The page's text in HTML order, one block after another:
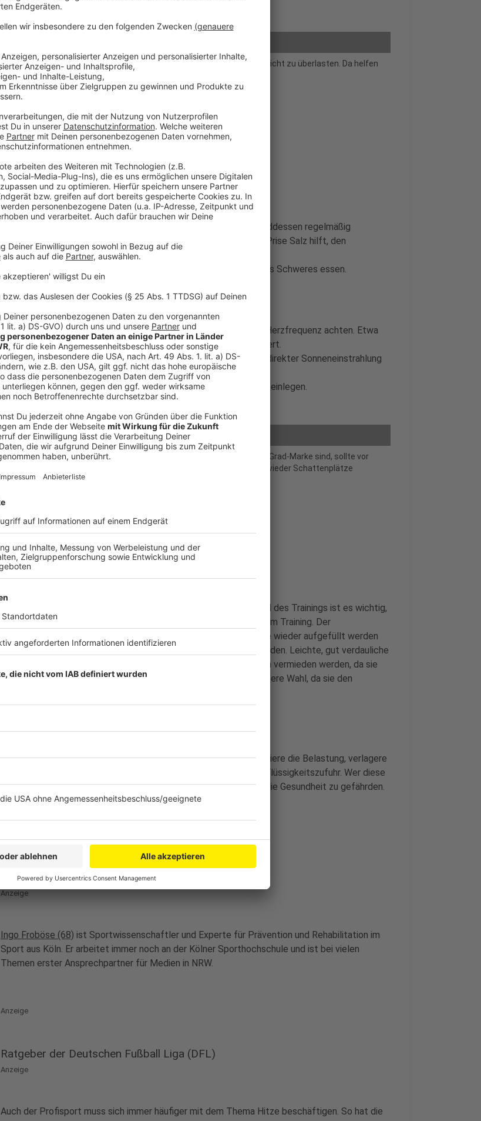
Abkühlen bei heißen Temperaturen sind das A und O, um den Körper nicht zu überlasten. Da helfen
auch manchmal einfache Wasserspritzer.
Anzeige
Indoor- und Outdoor-Regeln für sicheres Training
Anzeige
Indoor
Vor dem Training ausreichend trinken und währenddessen regelmäßig
nachfüllen. Ein selbstgemachter Drink aus Wasser und einer Prise Salz hilft, den
Elektrolythaushalt zu stabilisieren.
Mindestens zwei Stunden vor dem Training nichts Schweres essen.
Kleidung:Leichte, atmungsaktive Kleidung tragen.
Belastung anpassen:Die Intensität reduzieren und auf die Herzfrequenz achten. Etwa
10 Schläge unter der normalen Belastung sind empfehlenswert.
Kleidung:Schultern und Kopf bedecken, um den Körper vor direkter Sonneneinstrahlung
zu schützen.
Pausen:Regelmäßig Schattenplätze aufsuchen und Pausen einlegen.
Anzeige
©picture alliance/dpa | Marcus Brandt
Wer Sport in der Sonne macht und die Temperaturen jenseits der 30-Grad-Marke sind, sollte vor
allem darauf achten, Kopf und Schultern zu bedecken, sowie immer wieder Schattenplätze
aufzusuchen.
Anzeige
Flüssigkeitszufuhr: Wie viel ist genug?
Anzeige
Vor dem Training sollte der "Wassertank" aufgefüllt sein. Während des Trainings ist es wichtig,
regelmäßig zu trinken. Ein einfacher Trick: Wiegen vor und nach dem Training. Der
Gewichtsverlust entspricht der verlorenen Flüssigkeitsmenge, die wieder aufgefüllt werden
muss. Bei längeren Einheiten sollten auch Elektrolyte ergänzt werden. Leichte, gut verdauliche
Kost wie gedünstetes Gemüse ist ideal. Eiskalte Getränke sollten vermieden werden, da sie
den Körper zusätzlich belasten. Lauwarme Getränke sind die bessere Wahl, da sie den
Sport bei Hitze ist möglich, erfordert jedoch Anpassungen. Reduziere die Belastung, verlagere
das Training in kühlere Umgebungen und achte auf ausreichende Flüssigkeitszufuhr. Wer diese
Regeln beachtet, kann auch an heißen Tagen aktiv bleiben, ohne die Gesundheit zu gefährden.
Das ist Ingo Froböse
Anzeige
Ingo Froböse (68) ist Sportwissenschaftler und Experte für Prävention und Rehabilitation im
Sport aus Köln. Er arbeitet immer noch an der Kölner Sporthochschule und ist bei vielen
Themen erster Ansprechpartner für Medien in NRW.
Anzeige
Ratgeber der Deutschen Fußball Liga (DFL)
Anzeige
Auch der Profisport muss sich immer häufiger mit dem Thema Hitze beschäftigen. So hat die